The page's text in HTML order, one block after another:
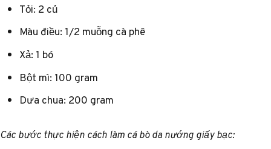
Tỏi: 2 củ
Màu điều: 1/2 muỗng cà phê
Xả: 1 bó
Bột mì: 100 gram
Dưa chua: 200 gram
Các bước thực hiện cách làm cá bò da nướng giấy bạc: